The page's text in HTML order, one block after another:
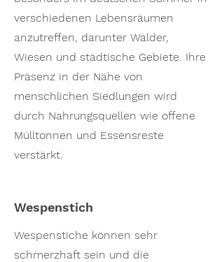
verschiedenen Lebensräumen
anzutreffen, darunter Wälder,
Wiesen und städtische Gebiete. Ihre
Präsenz in der Nähe von
menschlichen Siedlungen wird
durch Nahrungsquellen wie offene
Mülltonnen und Essensreste
verstärkt.
Wespenstich
Wespenstiche können sehr
schmerzhaft sein und die